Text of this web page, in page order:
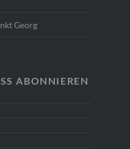
Georg
ABONNIEREN